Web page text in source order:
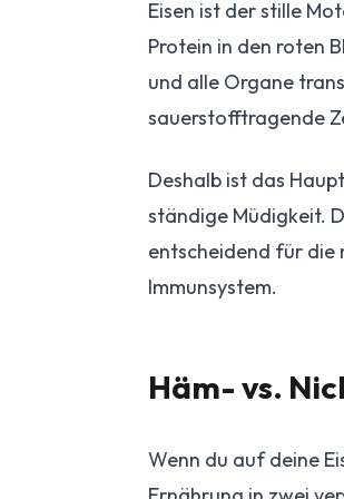
Eisen ist der stille
Protein in den roten
und alle Organe
sauerstofftragende
Deshalb ist das
ständige Müdigkeit.
entscheidend für die
Immunsystem.
Häm- vs.
Wenn du auf deine